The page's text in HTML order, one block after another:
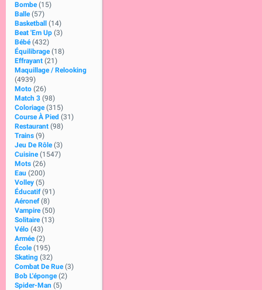
Bombe (15)
Balle (57)
Basketball
(14)
Beat 'Em Up (3)
Bébé (432)
Équilibrage (18)
Effrayant (21)
Maquillage / Relooking
(4939)
Moto (26)
Match 3 (98)
Coloriage (315)
Course À Pied (31)
Restaurant (98)
Trains (9)
Jeu De Rôle (3)
Cuisine (1547)
Mots (26)
Eau (200)
Volley (5)
Éducatif (91)
Aéronef (8)
Vampire (50)
Solitaire (13)
Vélo (43)
Armée (2)
École (195)
Skating (32)
Combat De Rue (3)
Bob L'éponge (2)
Spider-Man (5)